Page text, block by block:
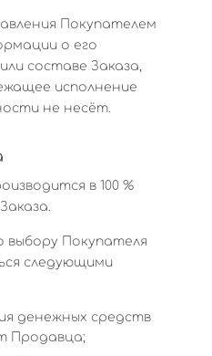
Покупателем
о его
составе Заказа,
исполнение
не несёт.
в 100 %
выбору Покупателя
следующими
денежных средств
Продавца;